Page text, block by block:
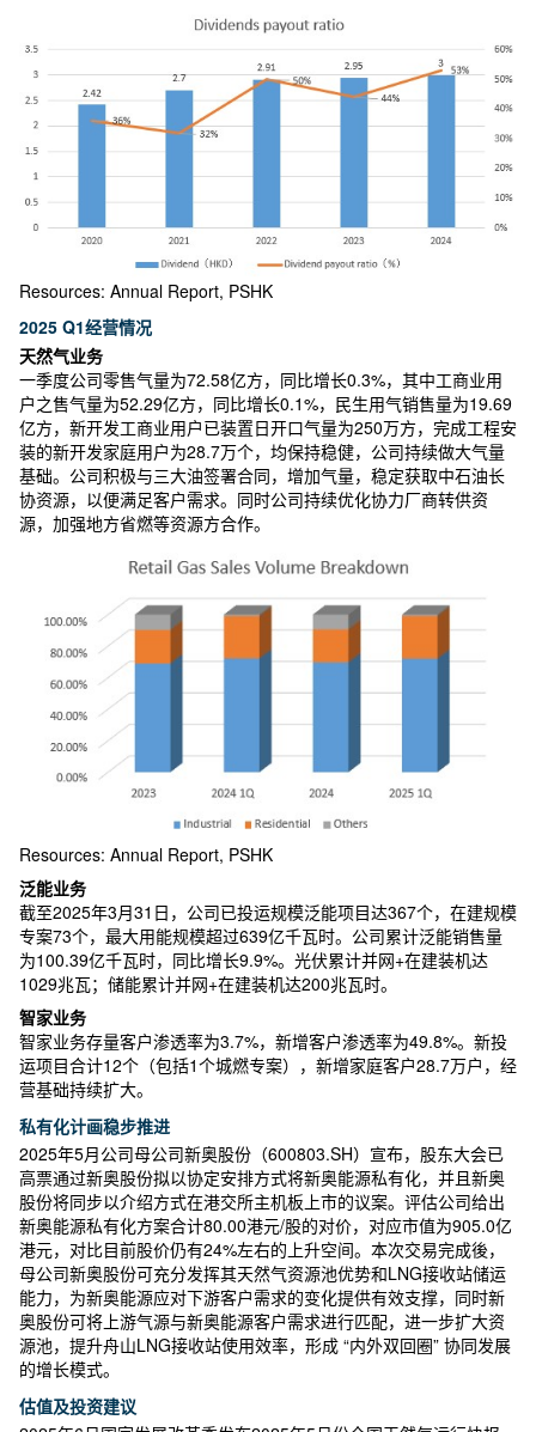
Resources: Annual Report, PSHK
2025 Q1经营情况
天然气业务
一季度公司零售气量为72.58亿方，同比增长0.3%，其中工商业用
户之售气量为52.29亿方，同比增长0.1%，民生用气销售量为19.69
亿方，新开发工商业用户已装置日开口气量为250万方，完成工程安
装的新开发家庭用户为28.7万个，均保持稳健，公司持续做大气量
基础。公司积极与三大油签署合同，增加气量，稳定获取中石油长
协资源，以便满足客户需求。同时公司持续优化协力厂商转供资
源，加强地方省燃等资源方合作。
Resources: Annual Report, PSHK
泛能业务
截至2025年3月31日，公司已投运规模泛能项目达367个，在建规模
专案73个，最大用能规模超过639亿千瓦时。公司累计泛能销售量
为100.39亿千瓦时，同比增长9.9%。光伏累计并网+在建装机达
1029兆瓦；储能累计并网+在建装机达200兆瓦时。
智家业务
智家业务存量客户渗透率为3.7%，新增客户渗透率为49.8%。新投
运项目合计12个（包括1个城燃专案），新增家庭客户28.7万户，经
营基础持续扩大。
私有化计画稳步推进
2025年5月公司母公司新奥股份（600803.SH）宣布，股东大会已
高票通过新奥股份拟以协定安排方式将新奥能源私有化，并且新奥
股份将同步以介绍方式在港交所主机板上市的议案。评估公司给出
新奥能源私有化方案合计80.00港元/股的对价，对应市值为905.0亿
港元，对比目前股价仍有24%左右的上升空间。本次交易完成後，
母公司新奥股份可充分发挥其天然气资源池优势和LNG接收站储运
能力，为新奥能源应对下游客户需求的变化提供有效支撑，同时新
奥股份可将上游气源与新奥能源客户需求进行匹配，进一步扩大资
源池，提升舟山LNG接收站使用效率，形成 “内外双回圈” 协同发展
的增长模式。
估值及投资建议